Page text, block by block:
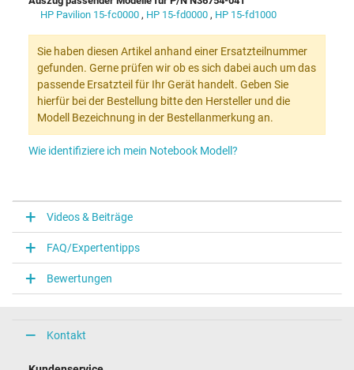
HP Pavilion 15-fc0000 , HP 15-fd0000 , HP 15-fd1000
Sie haben diesen Artikel anhand einer Ersatzteilnummer
gefunden. Gerne prüfen wir ob es sich dabei auch um das
passende Ersatzteil für Ihr Gerät handelt. Geben Sie
hierfür bei der Bestellung bitte den Hersteller und die
Modell Bezeichnung in der Bestellanmerkung an.
Wie identifiziere ich mein Notebook Modell?
Videos & Beiträge
FAQ/Expertentipps
Bewertungen
Kontakt